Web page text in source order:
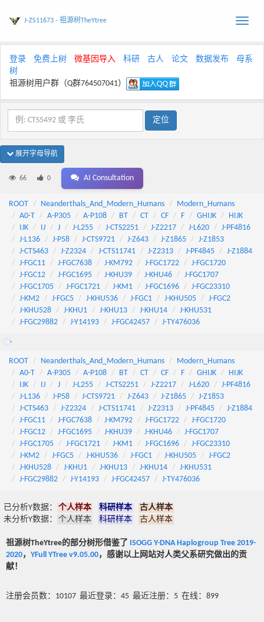
Toggle
J-ZS11673 - 祖源树TheYtree
登录 免费上树 微基因导入 科研 古人 论文 数据发布
母系
树
祖源树用户群（Q群764507041）
展开字母导航
66 0 AI Consultation
ROOT Neanderthals_And_Modern_Humans
Modern_Humans
A0-T
A-P305 A-P108 BT CT CF F GHIJK
HIJK
IJK
IJ J J-L255 J-CTS2251 J-Z2217 J-L620
J-PF4816
J-L136
J-P58 J-CTS9721 J-Z643 J-Z1865
J-Z1853
J-CTS463
J-Z2324 J-CTS11741 J-Z2313 J-PF4845
J-Z1884
J-FGC11
J-FGC7638 J-KM792 J-FGC1722
J-FGC1720
J-FGC12
J-FGC1695 J-KHU39 J-KHU46
J-FGC1707
J-FGC1705
J-FGC1721 J-KM1 J-FGC1696
J-FGC23310
J-KM2
J-FGC5 J-KHU536 J-FGC1 J-KHU505
J-FGC2
J-KHU528
J-KHU1 J-KHU13 J-KHU14
J-KHU531
J-FGC29882
J-Y14193 J-FGC42457 J-TY476036
ROOT Neanderthals_And_Modern_Humans
Modern_Humans
A0-T
A-P305 A-P108 BT CT CF F GHIJK
HIJK
IJK
IJ J J-L255 J-CTS2251 J-Z2217 J-L620
J-PF4816
J-L136
J-P58 J-CTS9721 J-Z643 J-Z1865
J-Z1853
J-CTS463
J-Z2324 J-CTS11741 J-Z2313 J-PF4845
J-Z1884
J-FGC11
J-FGC7638 J-KM792 J-FGC1722
J-FGC1720
J-FGC12
J-FGC1695 J-KHU39 J-KHU46
J-FGC1707
J-FGC1705
J-FGC1721 J-KM1 J-FGC1696
J-FGC23310
J-KM2
J-FGC5 J-KHU536 J-FGC1 J-KHU505
J-FGC2
J-KHU528
J-KHU1 J-KHU13 J-KHU14
J-KHU531
J-FGC29882
J-Y14193 J-FGC42457 J-TY476036
已分析Y数据： 个人样本 科研样本
古人样本
未分析Y数据：
个人样本 科研样本 古人样本
祖源树TheYtree的部分树形借鉴了 ISOGG Y-DNA Haplogroup Tree 2019-
2020， YFull YTree v9.05.00，感谢以上网站对人类父系研究做出的贡
献！
注册会员数：10107 最近登录：45 最近注册：5 在线：899